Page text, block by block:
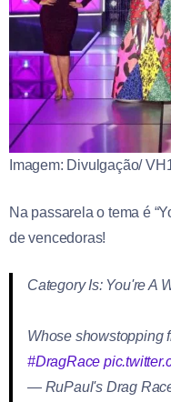
Imagem: Divulgação/
Na passarela o tema é
de vencedoras!
Category Is: You're A
Whose showstopping
#DragRace
— RuPaul's Drag